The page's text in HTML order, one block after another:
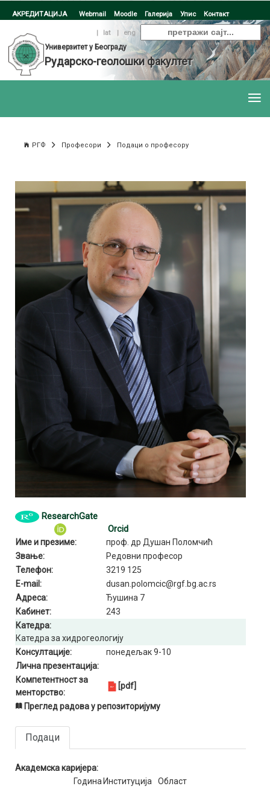
АКРЕДИТАЦИЈА Webmail Moodle Галерија Упис Контакт
| lat |
eng
Универзитет у Београду
Рударско-геолошки факултет
РГФ Професори Подаци о професору
ResearchGate
Orcid
Име и презиме:
проф. др Душан Поломчић
Звање:
Редовни професор
Телефон:
3219 125
E-mail:
dusan.polomcic@rgf.bg.ac.rs
Адреса:
Ђушина 7
Кабинет:
243
Катедра:
Катедра за хидрогеологију
Консултације:
понедељак 9-10
Лична презентација:
Компетентност за
менторство:
[pdf]
Преглед радова у репозиторијуму
Подаци
Академска каријера:
Година Институција Област